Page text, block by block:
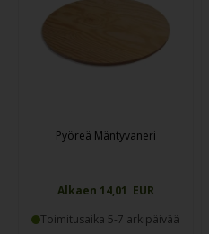
Pyöreä Mäntyvaneri
Alkaen 14,01 EUR
Toimitusaika 5-7 arkipäivää